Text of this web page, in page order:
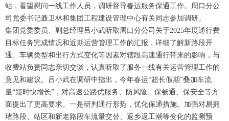
站，看望慰问一线工作人员，调研督导春运服务保通工作。周口分公
司党委书记聂卫林和集团工程建设管理中心有关同志参加调研。
集团党委委员、副总经理吕小武听取周口分公司关于2025年度通行费
目标任务完成情况和近期运营管理工作的汇报，详细了解新路段开
通、车辆类型和出行方式变化等因素对辖段高速通行带来的影响，与
收费站负责同志亲切交谈，认真听取了服务一线有关运营管理工作的
意见和建议。吕小武在调研中指出，今年春运“超长假期”叠加车流
量“短时快增长”，对高速公路优服务、防风险、保畅通、保安全等方
面提出了更高要求。一是研判通行形势，优化保通措施。加强对易拥
堵路段、站区和新老路段车流量交替、返乡返工潮等变化的监测预